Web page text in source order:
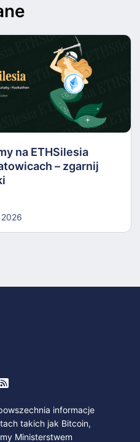
na ETHSilesia
– zgarnij
informacje
takich jak Bitcoin,
Ministerstwem